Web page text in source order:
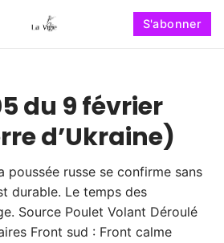
S'abonner
du 9 février
d’Ukraine)
poussée russe se confirme sans
durable. Le temps des
Source Poulet Volant Déroulé
Front sud : Front calme